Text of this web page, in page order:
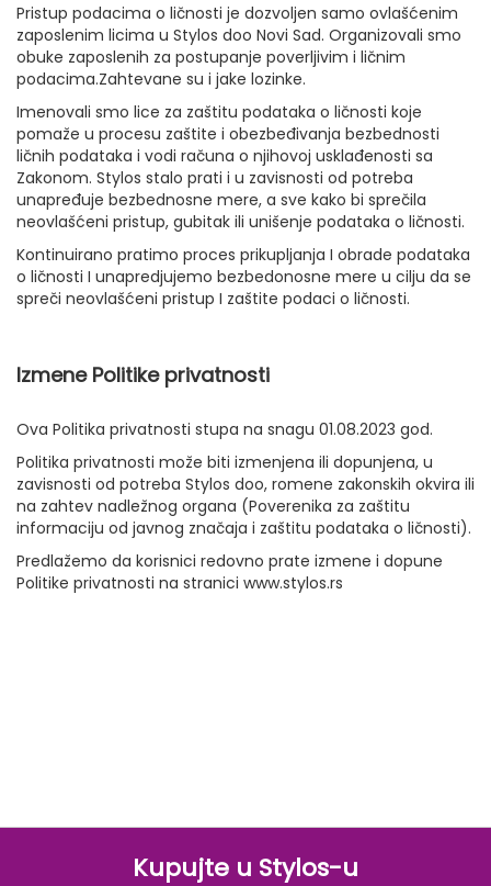
Pristup podacima o ličnosti je dozvoljen samo ovlašćenim
zaposlenim licima u Stylos doo Novi Sad. Organizovali smo
obuke zaposlenih za postupanje poverljivim i ličnim
podacima.Zahtevane su i jake lozinke.
Imenovali smo lice za zaštitu podataka o ličnosti koje
pomaže u procesu zaštite i obezbeđivanja bezbednosti
ličnih podataka i vodi računa o njihovoj usklađenosti sa
Zakonom. Stylos stalo prati i u zavisnosti od potreba
unapređuje bezbednosne mere, a sve kako bi sprečila
neovlašćeni pristup, gubitak ili unišenje podataka o ličnosti.
Kontinuirano pratimo proces prikupljanja I obrade podataka
o ličnosti I unapredjujemo bezbedonosne mere u cilju da se
spreči neovlašćeni pristup I zaštite podaci o ličnosti.
Izmene Politike privatnosti
Ova Politika privatnosti stupa na snagu 01.08.2023 god.
Politika privatnosti može biti izmenjena ili dopunjena, u
zavisnosti od potreba Stylos doo, romene zakonskih okvira ili
na zahtev nadležnog organa (Poverenika za zaštitu
informaciju od javnog značaja i zaštitu podataka o ličnosti).
Predlažemo da korisnici redovno prate izmene i dopune
Politike privatnosti na stranici www.stylos.rs
Kupujte u Stylos-u